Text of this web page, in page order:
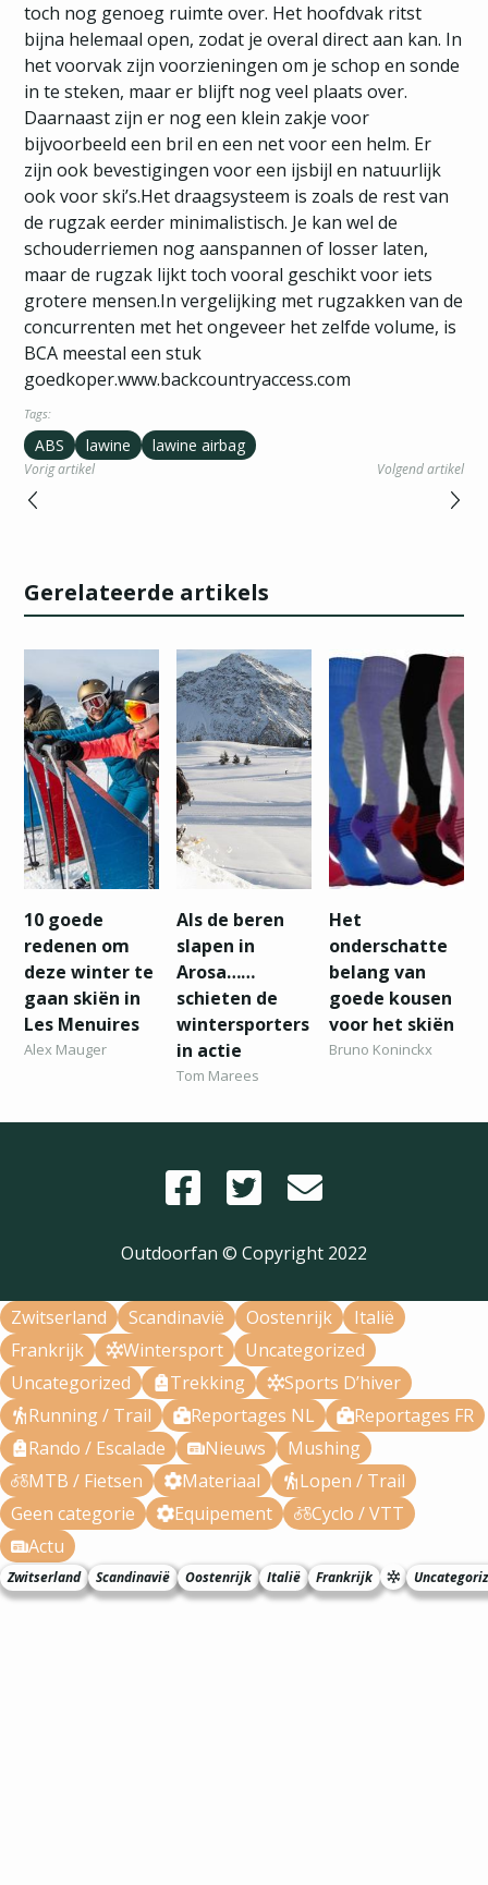
toch nog genoeg ruimte over. Het hoofdvak ritst
bijna helemaal open, zodat je overal direct aan kan. In
het voorvak zijn voorzieningen om je schop en sonde
in te steken, maar er blijft nog veel plaats over.
Daarnaast zijn er nog een klein zakje voor
bijvoorbeeld een bril en een net voor een helm. Er
zijn ook bevestigingen voor een ijsbijl en natuurlijk
ook voor ski’s.Het draagsysteem is zoals de rest van
de rugzak eerder minimalistisch. Je kan wel de
schouderriemen nog aanspannen of losser laten,
maar de rugzak lijkt toch vooral geschikt voor iets
grotere mensen.In vergelijking met rugzakken van de
concurrenten met het ongeveer het zelfde volume, is
BCA meestal een stuk
goedkoper.www.backcountryaccess.com
Tags:
ABS lawine lawine airbag
Vorig artikel Volgend artikel
Gerelateerde artikels
10 goede
redenen om
deze winter te
gaan skiën in
Les Menuires
Alex Mauger
Als de beren
slapen in
Arosa……
schieten de
wintersporters
in actie
Tom Marees
Het
onderschatte
belang van
goede kousen
voor het skiën
Bruno Koninckx
Outdoorfan © Copyright 2022
Zwitserland Scandinavië Oostenrijk
Italië
Frankrijk
Wintersport
Uncategorized
Uncategorized
Trekking
Sports D’hiver
Running / Trail
Reportages NL
Reportages FR
Rando / Escalade
Nieuws
Mushing
MTB / Fietsen
Materiaal
Lopen / Trail
Geen categorie
Equipement
Cyclo / VTT
Actu
Zwitserland Scandinavië Oostenrijk Italië Frankrijk